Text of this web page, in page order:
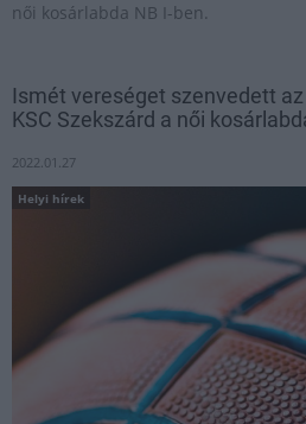
női kosárlabda NB I-ben.
Ismét vereséget szenvedett
KSC Szekszárd a női
2022.01.27
Helyi hírek